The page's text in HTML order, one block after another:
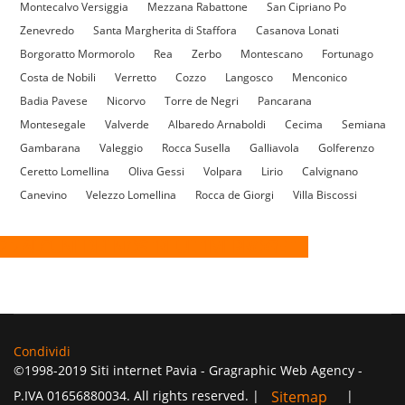
Montecalvo Versiggia Mezzana Rabattone
San Cipriano Po
Zenevredo
Santa Margherita di Staffora
Casanova Lonati
Borgoratto Mormorolo
Rea Zerbo Montescano
Fortunago
Costa de Nobili
Verretto Cozzo Langosco
Menconico
Badia Pavese
Nicorvo Torre de Negri
Pancarana
Montesegale
Valverde Albaredo Arnaboldi Cecima
Semiana
Gambarana
Valeggio Rocca Susella Galliavola
Golferenzo
Ceretto Lomellina
Oliva Gessi Volpara Lirio
Calvignano
Canevino
Velezzo Lomellina Rocca de Giorgi Villa Biscossi
Condividi
©1998-2019 Siti internet Pavia - Gragraphic Web Agency -
P.IVA 01656880034. All rights reserved. |
Sitemap |